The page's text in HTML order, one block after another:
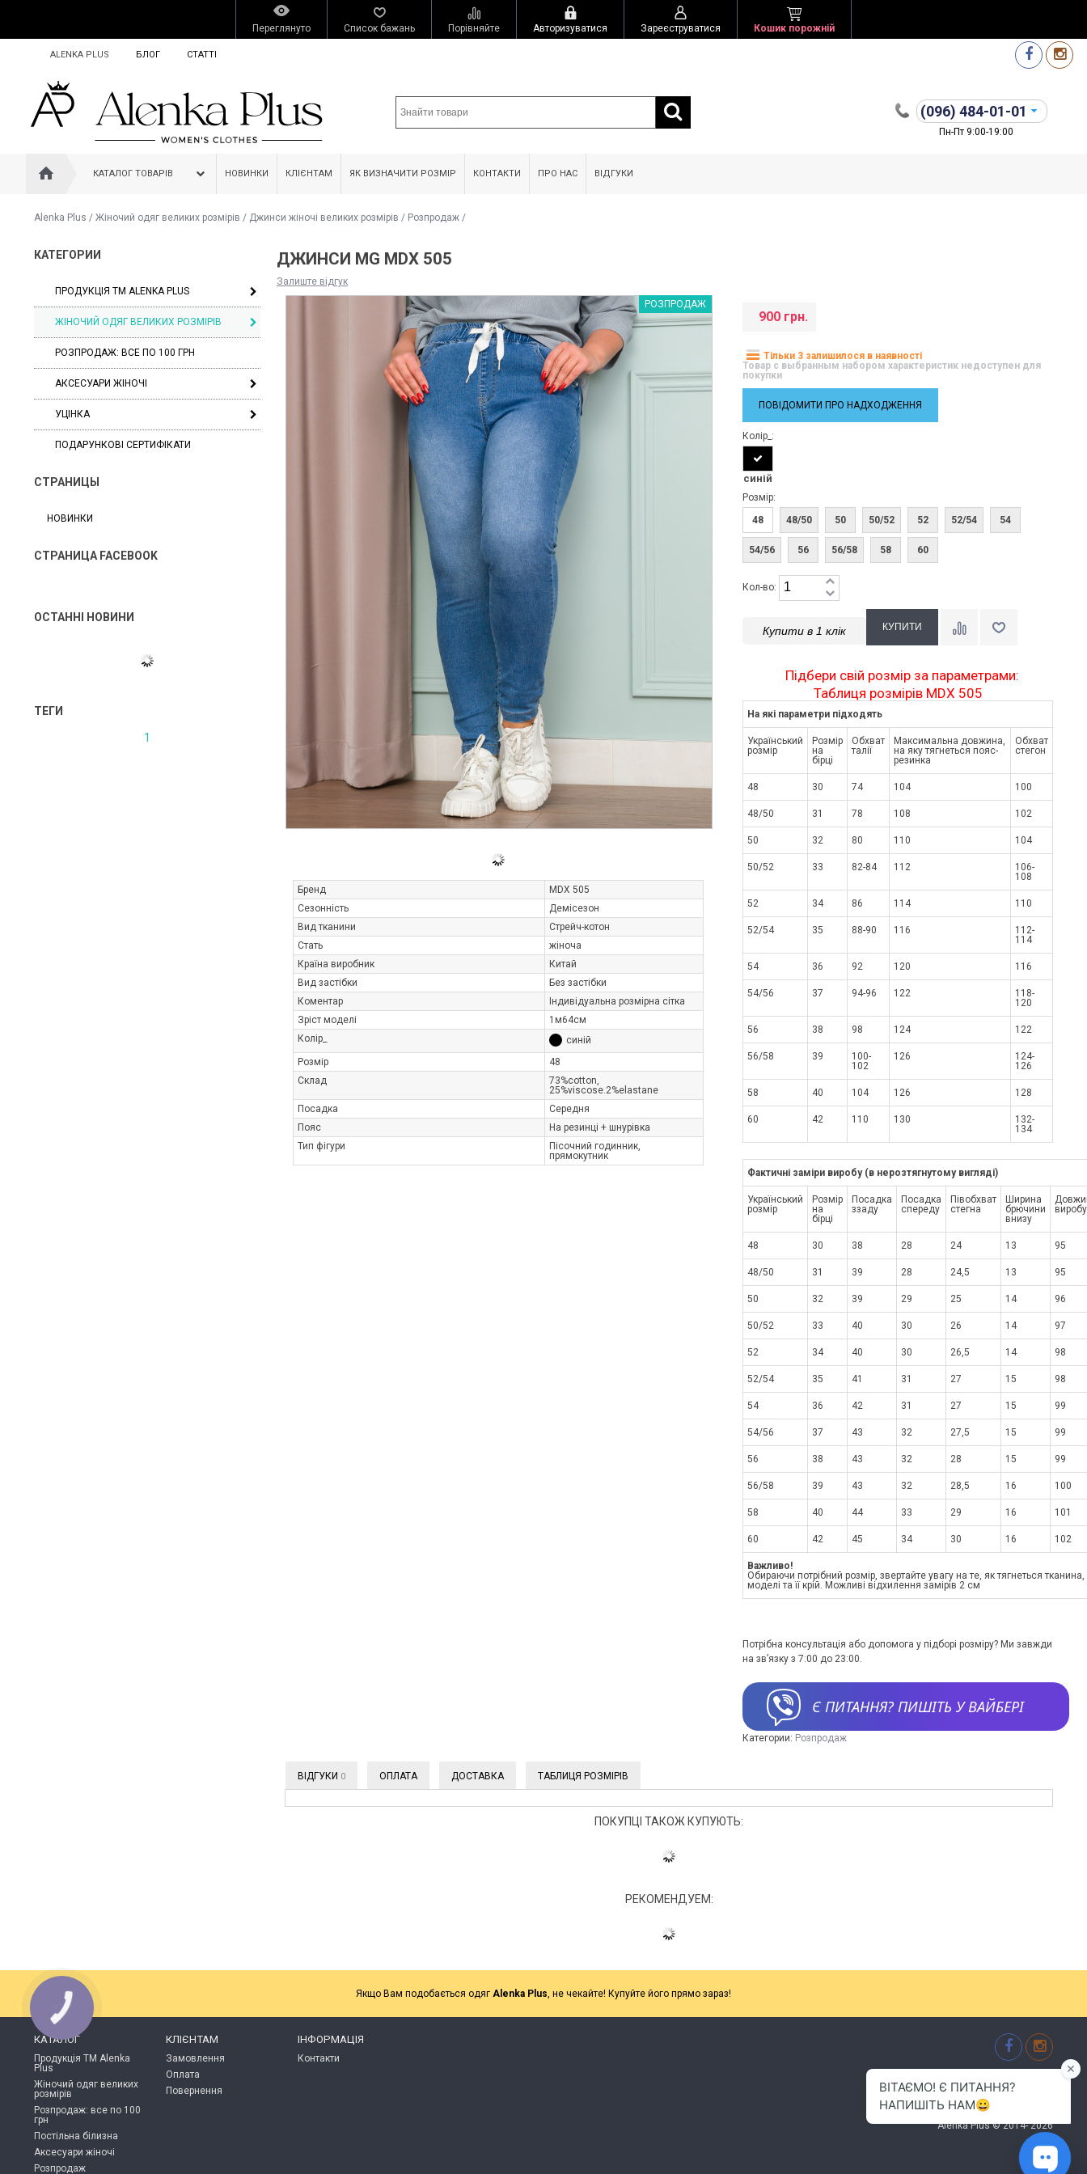
Переглянуто Список бажань Порівняйте Авторизуватися Зареєструватися Кошик порожній
ALENKA PLUS БЛОГ СТАТТІ
(096) 484-01-01
Пн-Пт 9:00-19:00
КАТАЛОГ ТОВАРІВ НОВИНКИ КЛІЄНТАМ ЯК ВИЗНАЧИТИ РОЗМІР КОНТАКТИ ПРО НАС ВІДГУКИ
Alenka Plus / Жіночий одяг великих розмірів / Джинси жіночі великих розмірів / Розпродаж /
КАТЕГОРИИ
ПРОДУКЦІЯ ТМ ALENKA PLUS
ЖІНОЧИЙ ОДЯГ ВЕЛИКИХ РОЗМІРІВ
РОЗПРОДАЖ: ВСЕ ПО 100 ГРН
АКСЕСУАРИ ЖІНОЧІ
УЦІНКА
ПОДАРУНКОВІ СЕРТИФІКАТИ
СТРАНИЦЫ
НОВИНКИ
СТРАНИЦА FACEBOOK
ОСТАННІ НОВИНИ
ТЕГИ
1
ДЖИНСИ MG MDХ 505
Залиште відгук
РОЗПРОДАЖ
Бренд
MDХ 505
Сезонність
Демісезон
Вид тканини
Стрейч-котон
Стать
жіноча
Країна виробник
Китай
Вид застібки
Без застібки
Коментар
Індивідуальна розмірна сітка
Зріст моделі
1м64см
Колір_
синій
Розмір
48
Склад
73%cotton,
25%viscose.2%elastane
Посадка
Середня
Пояс
На резинці + шнурівка
Тип фігури
Пісочний годинник,
прямокутник
900 грн.
Тільки 3 залишилося в наявності
Товар с выбранным набором характеристик недоступен для
покупки
ПОВІДОМИТИ ПРО НАДХОДЖЕННЯ
Колір_:
синій
Розмір:
48
48/50 50 50/52 52 52/54 54
54/56 56 56/58 58 60
Кол-во:
Купити в 1 клік
Підбери свій розмір за параметрами:
Таблиця розмірів MDХ 505
На які параметри підходять
Український
розмір
Розмір
на
бірці
Обхват
талії
Максимальна довжина,
на яку тягнеться пояс-
резинка
Обхват
стегон
48 30 74 104 100
48/50 31 78 108 102
50 32 80 110 104
50/52 33 82-84 112
106-
108
52 34 86 114 110
52/54 35 88-90 116
112-
114
54 36 92 120 116
54/56 37 94-96 122
118-
120
56 38 98 124 122
56/58 39
100-
102
126
124-
126
58 40 104 126 128
60 42 110 130
132-
134
Фактичні заміри виробу (в нерозтягнутому вигляді)
Український
розмір
Розмір
на
бірці
Посадка
ззаду
Посадка
спереду
Півобхват
стегна
Ширина
брючини
внизу
виробу
48 30 38 28 24 13 95
48/50 31 39 28 24,5 13 95
50 32 39 29 25 14 96
50/52 33 40 30 26 14 97
52 34 40 30 26,5 14 98
52/54 35 41 31 27 15 98
54 36 42 31 27 15 99
54/56 37 43 32 27,5 15 99
56 38 43 32 28 15 99
56/58 39 43 32 28,5 16 100
58 40 44 33 29 16 101
60 42 45 34 30 16 102
Важливо!
Обираючи потрібний розмір, звертайте увагу на те, як тягнеться
моделі та її крій. Можливі відхилення замірів 2 см
Потрібна консультація або допомога у підборі розміру? Ми завжди
на зв’язку з 7:00 до 23:00.
Є ПИТАННЯ? ПИШІТЬ У ВАЙБЕРІ
Категории: Розпродаж
ВІДГУКИ 0 ОПЛАТА ДОСТАВКА ТАБЛИЦЯ РОЗМІРІВ
ПОКУПЦІ ТАКОЖ КУПУЮТЬ:
РЕКОМЕНДУЕМ:
Якщо Вам подобається одяг Alenka Plus, не чекайте! Купуйте його прямо зараз!
КАТАЛОГ
Продукція ТМ Alenka
Plus
Жіночий одяг великих
розмірів
Розпродаж: все по 100
грн
Постільна білизна
Аксесуари жіночі
Розпродаж
КЛІЄНТАМ
Замовлення
Оплата
Повернення
ІНФОРМАЦІЯ
Контакти
м.Хмельницький
(096) 484-01-01
info.alenkaplus@gmail.com
Alenka Plus © 2014- 2026